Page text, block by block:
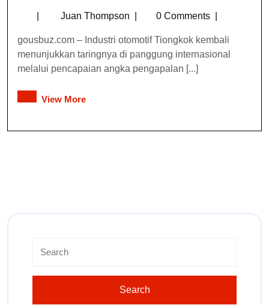
Juan Thompson 0 Comments
gousbuz.com – Industri otomotif Tiongkok kembali
menunjukkan taringnya di panggung internasional
melalui pencapaian angka pengapalan [...]
View More